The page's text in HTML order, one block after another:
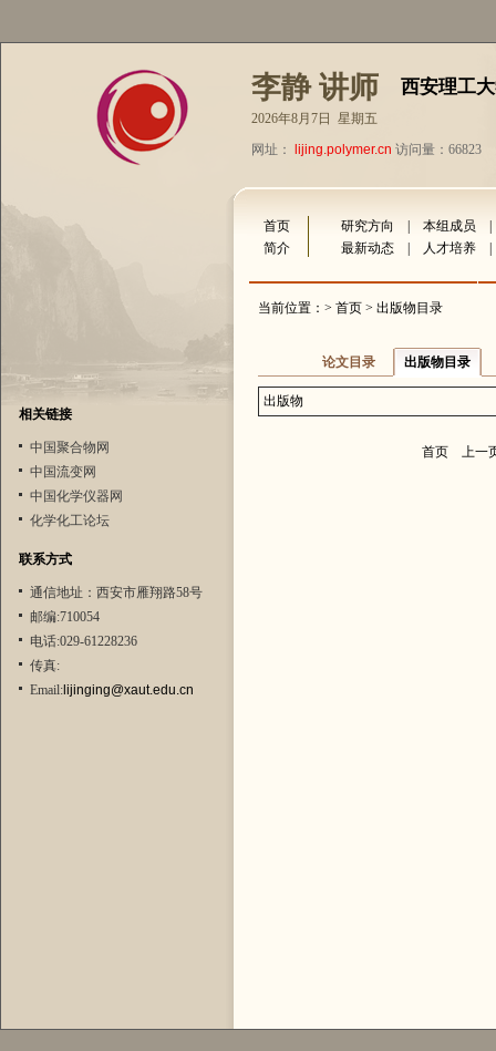
李静 讲师 西安理工
2026年8月7日 星期五
网址：
lijing.polymer.cn 访问量：66823
相关链接
中国聚合物网
中国流变网
中国化学仪器网
化学化工论坛
联系方式
通信地址：西安市雁翔路58号
邮编:710054
电话:029-61228236
传真:
Email:lijinging@xaut.edu.cn
首页 研究方向 本组成员
简介
最新动态 人才培养
当前位置：> 首页 > 出版物目录
论文目录 出版物目录
出版物
首页 上一